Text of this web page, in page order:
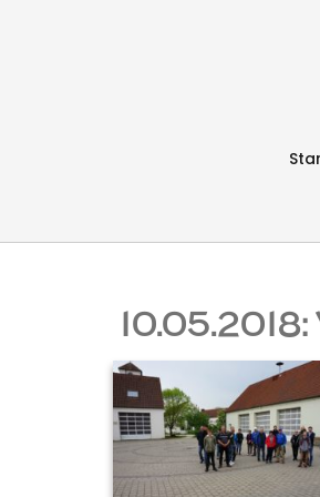
10.05.2018: